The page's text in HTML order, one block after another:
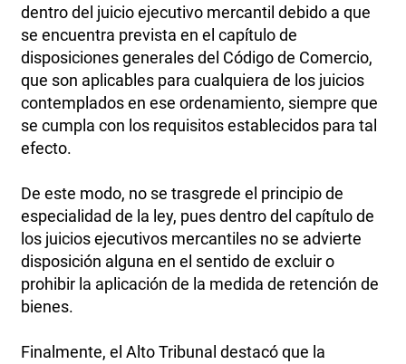
dentro del juicio ejecutivo mercantil debido a que
se encuentra prevista en el capítulo de
disposiciones generales del Código de Comercio,
que son aplicables para cualquiera de los juicios
contemplados en ese ordenamiento, siempre que
se cumpla con los requisitos establecidos para tal
efecto.
De este modo, no se trasgrede el principio de
especialidad de la ley, pues dentro del capítulo de
los juicios ejecutivos mercantiles no se advierte
disposición alguna en el sentido de excluir o
prohibir la aplicación de la medida de retención de
bienes.
Finalmente, el Alto Tribunal destacó que la